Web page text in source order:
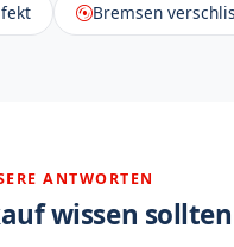
Bremsen
ANTWORTEN
wissen sollten